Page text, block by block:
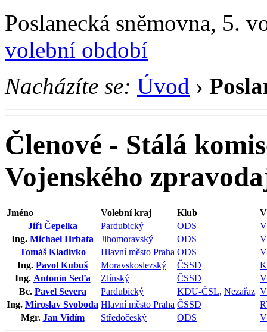
Poslanecká sněmovna, 5.
volební období
Nacházíte se: Úvod ›
Členové - Stálá
Vojenského
Jméno Volební kraj Klub
Jiří Čepelka
Pardubický ODS
Ing. Michael Hrbata Jihomoravský ODS
Tomáš Kladívko
Hlavní město Praha ODS
Ing. Pavol Kubuš Moravskoslezský ČSSD
Ing. Antonín Seďa Zlínský ČSSD
Bc. Pavel Severa Pardubický KDU-ČSL, Nezařaz
Ing. Miroslav Svoboda Hlavní město Praha ČSSD
Mgr. Jan Vidím Středočeský ODS